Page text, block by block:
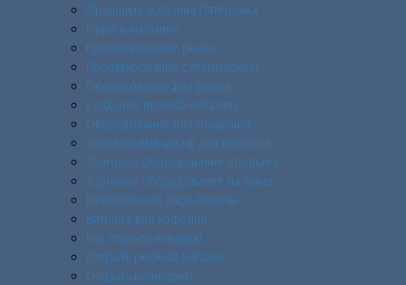
Франшиза магазина Пятёрочка
Кафе в магазине
Проектирование рынка
Проектирование супермаркета
Оборудование для рынка
Создание проекта магазина
Оборудование для общепита
Холодильный шкаф для магазина
Торговое оборудование стеллажи
Торговое оборудование на заказ
Морозильные лари-бонеты
Витрина для кофейни
Как открыть пекарню
Открыть рыбный магазин
Открыть кулинарию